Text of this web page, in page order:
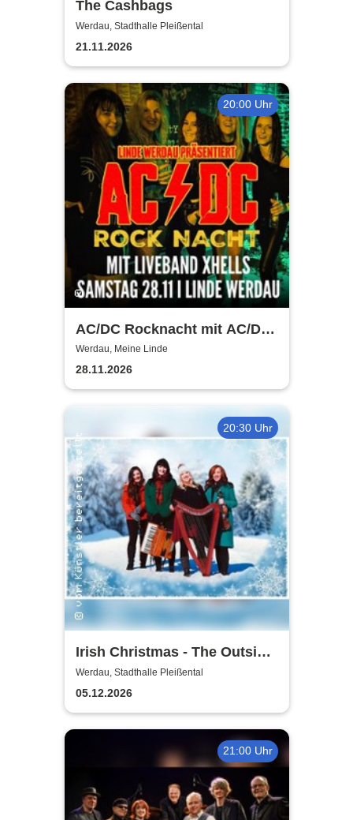
The Cashbags
Werdau, Stadthalle Pleißental
21.11.2026
20:00 Uhr
AC/DC Rocknacht mit AC/DC
Coverband - X Hells
Werdau, Meine Linde
28.11.2026
20:30 Uhr
Irish Christmas - The Outside
Track
Werdau, Stadthalle Pleißental
05.12.2026
21:00 Uhr